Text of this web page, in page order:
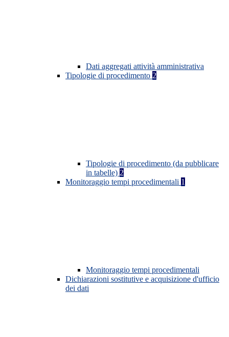
Dati aggregati attività amministrativa
Tipologie di procedimento 2
Tipologie di procedimento (da pubblicare
in tabelle) 2
Monitoraggio tempi procedimentali 1
Monitoraggio tempi procedimentali
Dichiarazioni sostitutive e acquisizione d'ufficio
dei dati